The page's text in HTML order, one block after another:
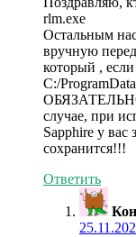
rlm.exe
Остальным
вручную
который ,
C:/
ОБЯЗАТЕЛЬНО
случае, при
Sapphire у вас
сохранится!!!
Ответить